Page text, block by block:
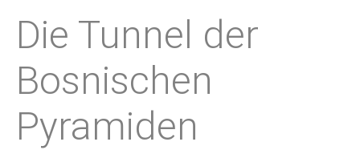
Die Tunnel der
Bosnischen
Pyramiden